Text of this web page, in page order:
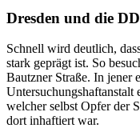
Dresden und die
Schnell wird deutlich,
stark geprägt ist. So
Bautzner Straße. In jener
Untersuchungshaftanstalt
welcher selbst Opfer der
dort inhaftiert war.